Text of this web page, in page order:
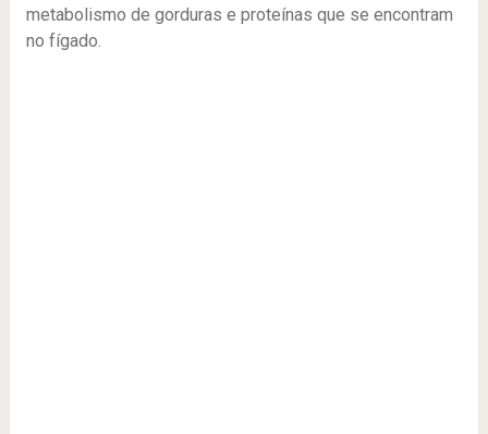
metabolismo de gorduras e proteínas que se encontram
no fígado.